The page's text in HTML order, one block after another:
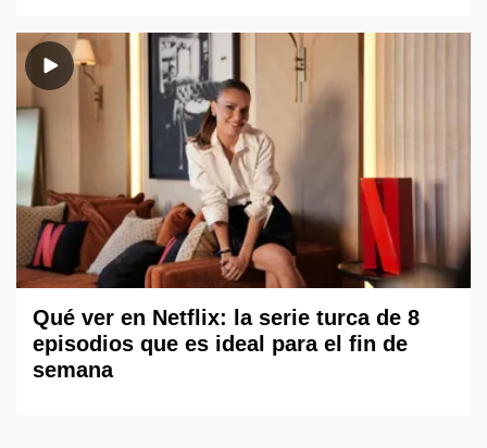
Qué ver en Netflix: la serie turca de 8
episodios que es ideal para el fin de
semana